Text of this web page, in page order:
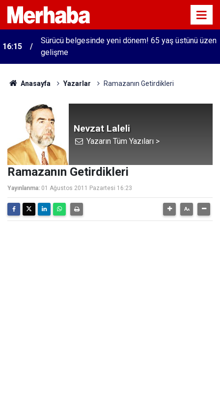
16:15
Sürücü belgesinde yeni dönem! 65 yaş üstünü üzen
gelişme
Anasayfa Yazarlar Ramazanın Getirdikleri
Nevzat Laleli
Yazarın Tüm Yazıları >
Ramazanın Getirdikleri
Yayınlanma: 01 Ağustos 2011 Pazartesi 16:23